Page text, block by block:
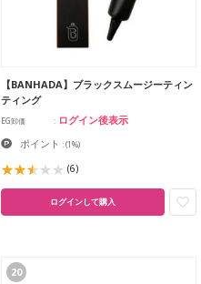
【BANHADA】ブラックスムージーティン
ティング
EG卸価 ログイン後表示
ポイント :(1%)
(6)
ログインして購入
20